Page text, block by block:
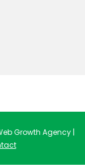
Growth Agency |